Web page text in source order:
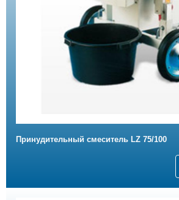
Принудительный смеситель LZ 75/100